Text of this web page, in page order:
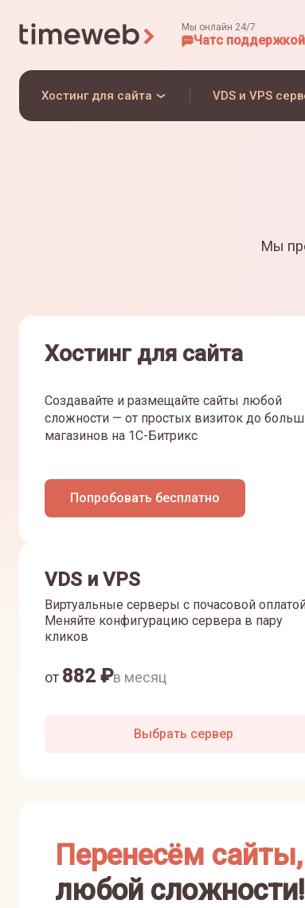
Мы онлайн 24/7
Чатс поддержкой
Хостинг для сайта VDS и VPS
Мы
Хостинг для сайта
Создавайте и размещайте сайты любой
сложности — от простых визиток до
магазинов на 1С-Битрикс
Попробовать бесплатно
VDS и VPS
Виртуальные серверы с почасовой
Меняйте конфигурацию сервера в пару
кликов
от 882 ₽в месяц
Выбрать сервер
Перенесём
любой сложности!